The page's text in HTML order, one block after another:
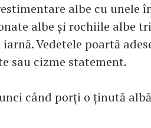
albe cu unele
albe și rochiile albe
Vedetele poartă
sau cizme statement.
când porți o ținută